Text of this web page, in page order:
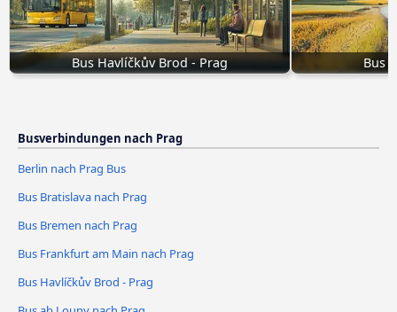
Bus Havlíčkův Brod - Prag Bus
Busverbindungen nach Prag
Berlin nach Prag Bus
Bus Bratislava nach Prag
Bus Bremen nach Prag
Bus Frankfurt am Main nach Prag
Bus Havlíčkův Brod - Prag